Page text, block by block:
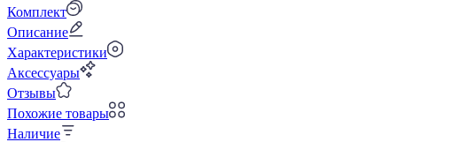
Комплект
Описание
Характеристики
Аксессуары
Отзывы
Похожие товары
Наличие